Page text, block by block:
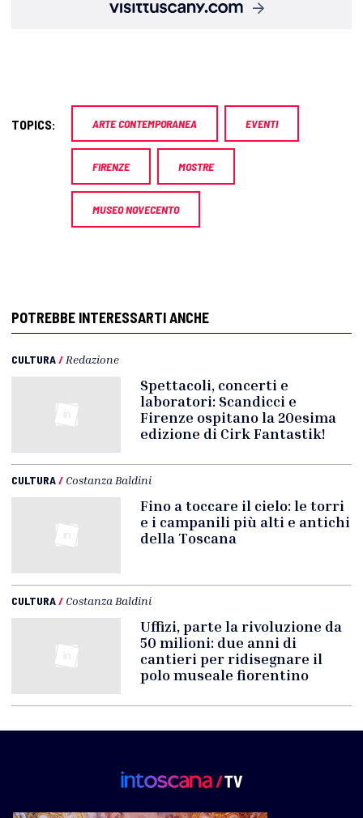
TOPICS: ARTE CONTEMPORANEA EVENTI
FIRENZE MOSTRE
MUSEO NOVECENTO
POTREBBE INTERESSARTI ANCHE
CULTURA/ Redazione
Spettacoli, concerti e
laboratori: Scandicci e
Firenze ospitano la 20esima
edizione di Cirk Fantastik!
CULTURA/ Costanza Baldini
Fino a toccare il cielo: le torri
e i campanili più alti e antichi
della Toscana
CULTURA/ Costanza Baldini
Uffizi, parte la rivoluzione da
50 milioni: due anni di
cantieri per ridisegnare il
polo museale fiorentino